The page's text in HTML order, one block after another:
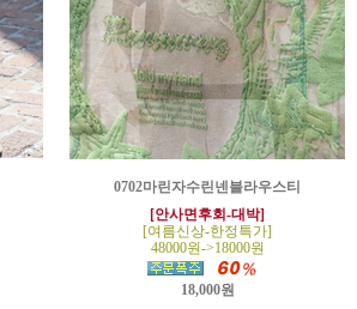
0702마린자수린넨블라우스티
[안사면후회-대박]
[여름신상-한정특가]
48000원->18000원
18,000원